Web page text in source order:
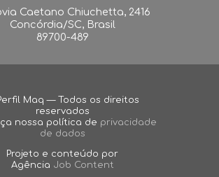
Caetano Chiuchetta, 2416
Concórdia/SC, Brasil
89700-489
Maq — Todos os direitos
reservados
nossa política de privacidade
de dados
Projeto e conteúdo por
Agência Job Content